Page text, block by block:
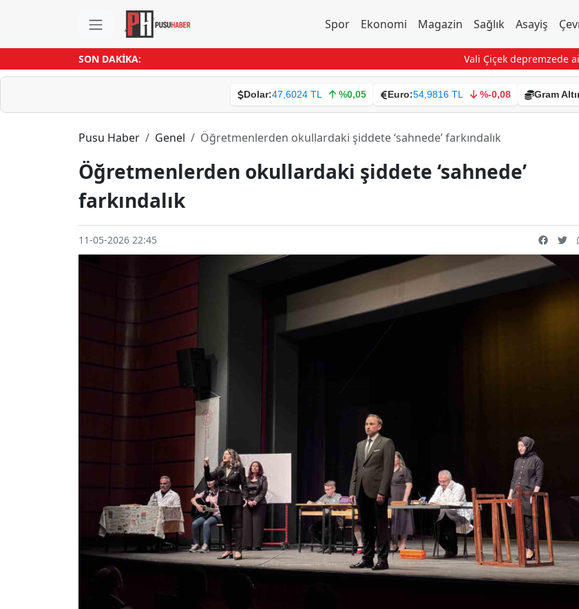
Spor Ekonomi Magazin Sağlık Asayiş
SON DAKİKA: Vali Çiçek depremzede
Dolar:47,6024 TL %0,05 Euro:54,9816 TL %-0,08 Gram
Pusu Haber Genel Öğretmenlerden okullardaki şiddete ‘sahnede’ farkındalık
Öğretmenlerden okullardaki şiddete ‘sahnede’
farkındalık
11-05-2026 22:45